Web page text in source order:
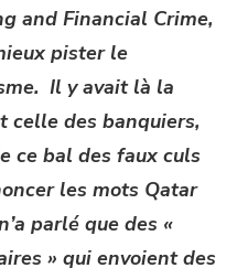
and Financial Crime,
pister le
Il y avait là la
celle des banquiers,
ce bal des faux culs
les mots Qatar
parlé que des «
» qui envoient des